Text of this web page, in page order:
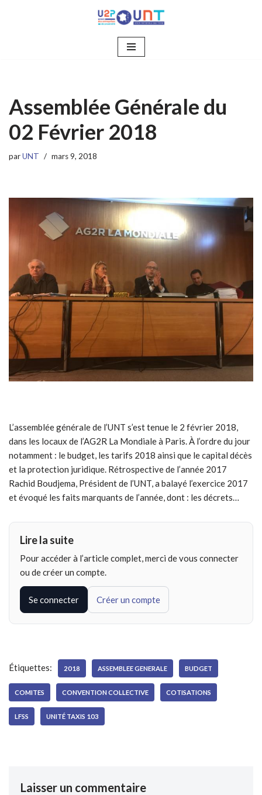
Assemblée Générale du
02 Février 2018
parUNT mars 9, 2018
L’assemblée générale de l’UNT s’est tenue le 2 février 2018,
dans les locaux de l’AG2R La Mondiale à Paris. À l’ordre du jour
notamment : le budget, les tarifs 2018 ainsi que le capital décès
et la protection juridique. Rétrospective de l’année 2017
Rachid Boudjema, Président de l’UNT, a balayé l’exercice 2017
et évoqué les faits marquants de l’année, dont : les décrets…
Lire la suite
Pour accéder à l’article complet, merci de vous connecter
ou de créer un compte.
Se connecter Créer un compte
Étiquettes: 2018 ASSEMBLEE GENERALE BUDGET
COMITES CONVENTION COLLECTIVE COTISATIONS
LFSS UNITÉ TAXIS 103
Laisser un commentaire